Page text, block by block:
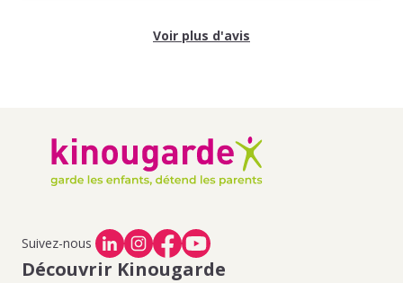
Voir plus d'avis
Suivez-nous
Découvrir Kinougarde